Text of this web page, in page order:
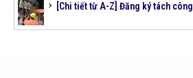
[Chi tiết từ A-Z] Đăng ký tách